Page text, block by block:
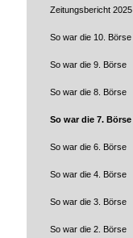
Zeitungsbericht 2025
So war die 10. Börse
So war die 9. Börse
So war die 8. Börse
So war die 7. Börse
So war die 6. Börse
So war die 4. Börse
So war die 3. Börse
So war die 2. Börse